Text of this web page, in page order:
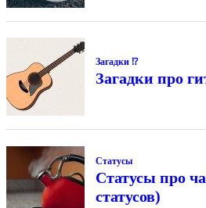
Загадки ⁉
Загадки про
Статусы
Статусы про
статусов)